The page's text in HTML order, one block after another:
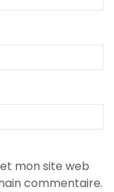
mon site web
commentaire.